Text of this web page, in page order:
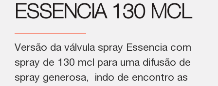
ESSENCIA 130 MCL
Versão da válvula spray Essencia com
spray de 130 mcl para uma difusão de
spray generosa, indo de encontro as